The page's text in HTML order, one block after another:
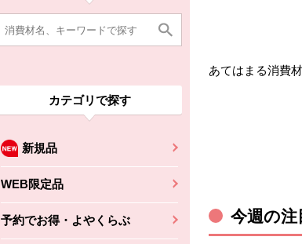
カテゴリで探す
新規品
WEB限定品
予約でお得・よやくらぶ
あてはまる消費
今週の注